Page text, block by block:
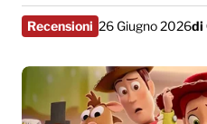
Recensioni 26 Giugno 2026di